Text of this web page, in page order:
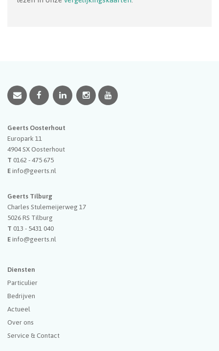
Geerts Oosterhout
Europark 11
4904 SXOosterhout
T 0162 - 475 675
Einfo@geerts.nl
Geerts Tilburg
Charles Stulemeijerweg 17
5026 RS Tilburg
T 013 - 5431 040
Einfo@geerts.nl
Diensten
Particulier
Bedrijven
Actueel
Over ons
Service & Contact